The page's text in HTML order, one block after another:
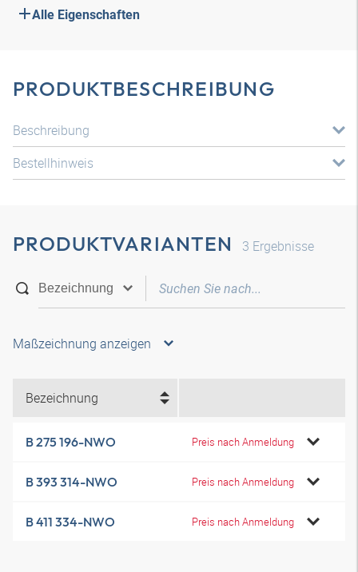
Alle Eigenschaften
PRODUKTBESCHREIBUNG
Beschreibung
Bestellhinweis
PRODUKTVARIANTEN 3 Ergebnisse
Maßzeichnung anzeigen
Bezeichnung
B 275 196-NWO Preis nach Anmeldung
B 393 314-NWO Preis nach Anmeldung
B 411 334-NWO Preis nach Anmeldung